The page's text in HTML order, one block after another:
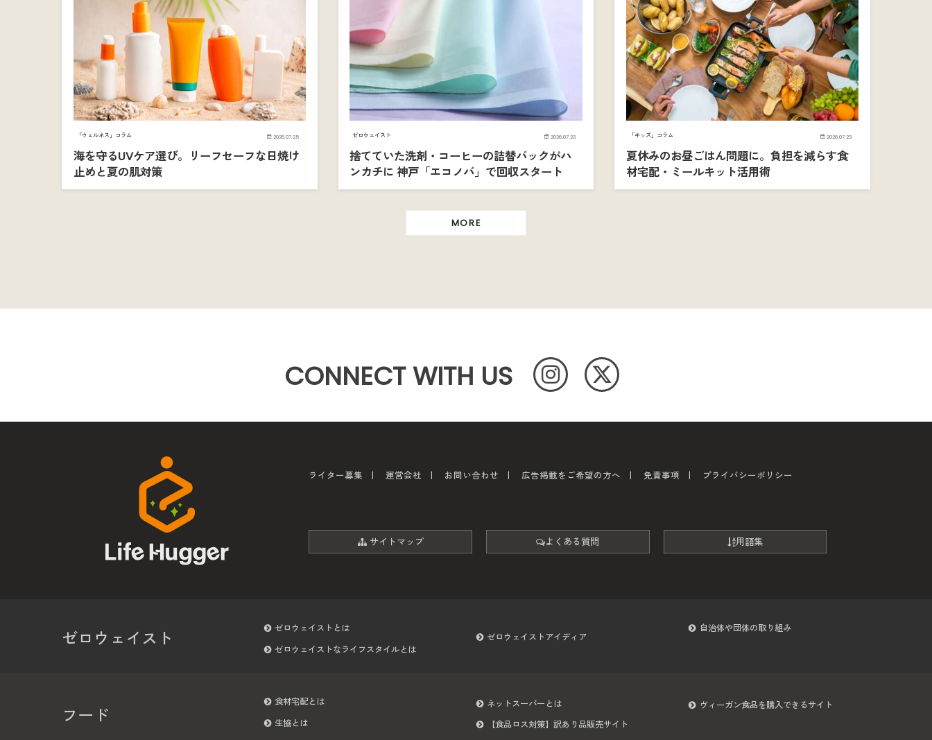
「ウェルネス」コラム 2026.07.25
海を守るUVケア選び。リーフセーフな日焼け
止めと夏の肌対策
ゼロウェイスト 2026.07.23
捨てていた洗剤・コーヒーの詰替パックがハ
ンカチに 神戸「エコノバ」で回収スタート
「キッズ」コラム 2026.07.23
夏休みのお昼ごはん問題に。負担を減らす食
材宅配・ミールキット活用術
MORE
CONNECT WITH US
ライター募集 運営会社 お問い合わせ 広告掲載をご希望の方へ 免責事項 プライバシーポリシー
サイトマップ よくある質問 用語集
ゼロウェイスト
ゼロウェイストとは
ゼロウェイストなライフスタイルとは
ゼロウェイストアイディア
自治体や団体の取り組み
フード
食材宅配とは
生協とは
ネットスーパーとは
【食品ロス対策】訳あり品販売サイト
ヴィーガン食品を購入できるサイト